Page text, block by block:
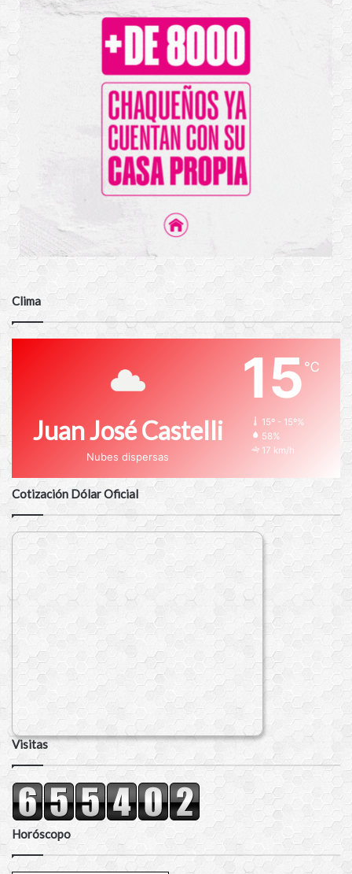
Clima
Juan José Castelli
Nubes dispersas
15℃
15º - 15º%
58%
17 km/h
Cotización Dólar Oficial
Visitas
Horóscopo